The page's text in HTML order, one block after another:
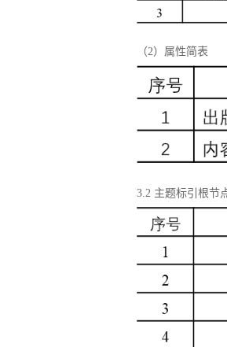
（2）属性简表
3.2 主题标引根节